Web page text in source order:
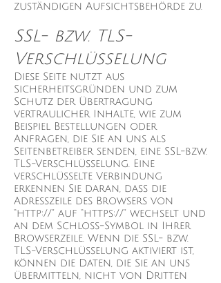
zuständigen Aufsichtsbehörde zu.
SSL- bzw. TLS-
Verschlüsselung
Diese Seite nutzt aus
Sicherheitsgründen und zum
Schutz der Übertragung
vertraulicher Inhalte, wie zum
Beispiel Bestellungen oder
Anfragen, die Sie an uns als
Seitenbetreiber senden, eine SSL-bzw.
TLS-Verschlüsselung. Eine
verschlüsselte Verbindung
erkennen Sie daran, dass die
Adresszeile des Browsers von
“http://” auf “https://” wechselt und
an dem Schloss-Symbol in Ihrer
Browserzeile. Wenn die SSL- bzw.
TLS-Verschlüsselung aktiviert ist,
können die Daten, die Sie an uns
übermitteln, nicht von Dritten